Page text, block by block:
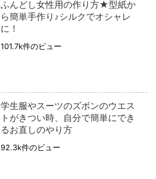
ふんどし女性用の作り方★型紙か
ら簡単手作り♪シルクでオシャレ
に！
101.7k件のビュー
学生服やスーツのズボンのウエス
トがきつい時、自分で簡単にでき
るお直しのやり方
92.3k件のビュー